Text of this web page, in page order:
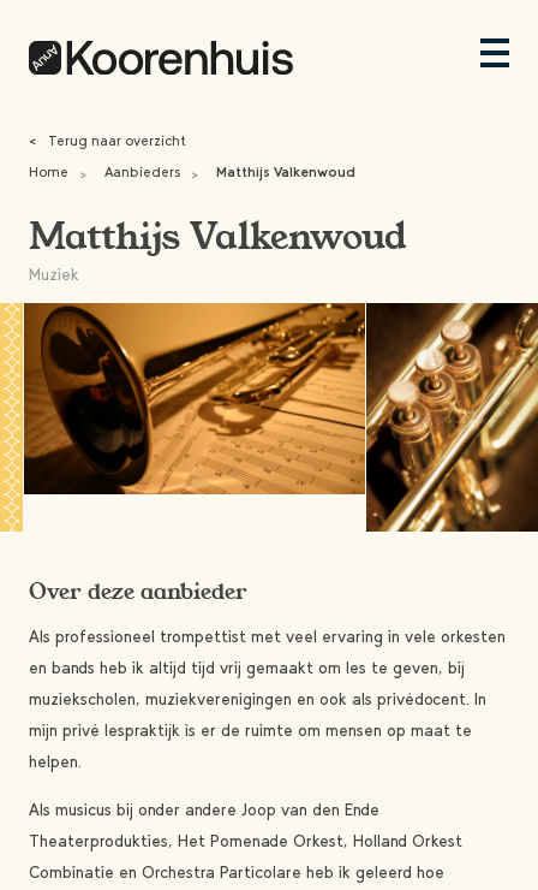
<
Terug naar overzicht
Home
> Aanbieders > Matthijs Valkenwoud
Matthijs Valkenwoud
Muziek
Over deze aanbieder
Als professioneel trompettist met veel ervaring in vele orkesten
en bands heb ik altijd tijd vrij gemaakt om les te geven, bij
muziekscholen, muziekverenigingen en ook als privédocent. In
mijn privé lespraktijk is er de ruimte om mensen op maat te
helpen.
Als musicus bij onder andere Joop van den Ende
Theaterprodukties, Het Pomenade Orkest, Holland Orkest
Combinatie en Orchestra Particolare heb ik geleerd hoe